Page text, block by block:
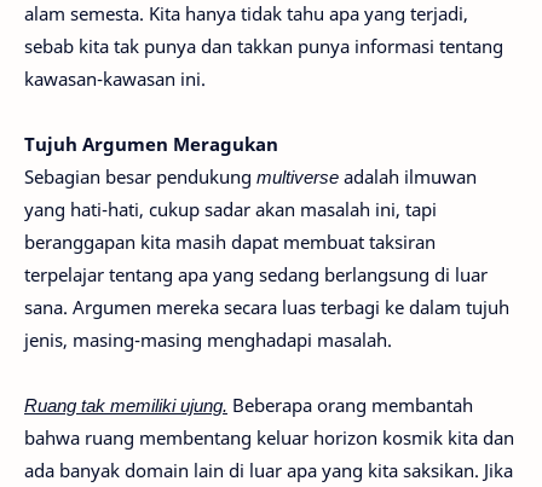
alam semesta. Kita hanya tidak tahu apa yang terjadi,
sebab kita tak punya dan takkan punya informasi tentang
kawasan-kawasan ini.
Tujuh Argumen Meragukan
Sebagian besar pendukung multiverse adalah ilmuwan
yang hati-hati, cukup sadar akan masalah ini, tapi
beranggapan kita masih dapat membuat taksiran
terpelajar tentang apa yang sedang berlangsung di luar
sana. Argumen mereka secara luas terbagi ke dalam tujuh
jenis, masing-masing menghadapi masalah.
Ruang tak memiliki ujung. Beberapa orang membantah
bahwa ruang membentang keluar horizon kosmik kita dan
ada banyak domain lain di luar apa yang kita saksikan. Jika